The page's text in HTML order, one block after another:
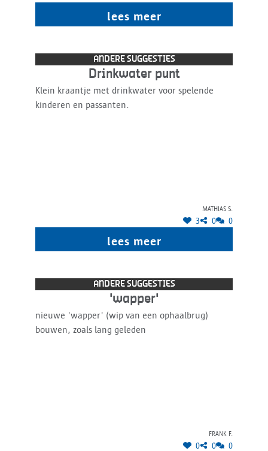
lees meer
ANDERE SUGGESTIES
Drinkwater punt
Klein kraantje met drinkwater voor spelende
kinderen en passanten.
Mathias S.
3 0 0
lees meer
ANDERE SUGGESTIES
'wapper'
nieuwe 'wapper' (wip van een ophaalbrug)
bouwen, zoals lang geleden
Frank F.
0 0 0